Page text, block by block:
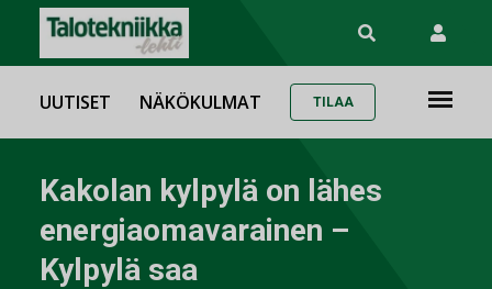
UUTISET NÄKÖKULMAT TILAA
Kakolan kylpylä on lähes
energiaomavarainen –
Kylpylä saa